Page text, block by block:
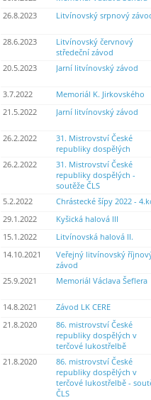
26.8.2023
Litvínovský srpnový
28.6.2023
Litvínovský červnový
středeční závod
20.5.2023 Jarní litvínovský závod
3.7.2022 Memoriál K. Jirkovského
21.5.2022
Jarní litvínovský závod
26.2.2022
31. Mistrovství České
republiky dospělých
26.2.2022
31. Mistrovství České
republiky dospělých -
soutěže ČLS
5.2.2022 Chrástecké šípy 2022 -
29.1.2022
Kyšická halová III
15.1.2022
Litvínovská halová II.
14.10.2021
Veřejný litvínovský
závod
25.9.2021 Memoriál Václava Šeflera
14.8.2021 Závod LK CERE
21.8.2020
86. mistrovství České
republiky dospělých v
terčové lukostřelbě
21.8.2020
86. mistrovství České
republiky dospělých v
terčové lukostřelbě -
ČLS